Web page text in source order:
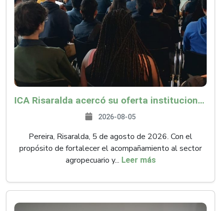
ICA Risaralda acercó su oferta institucional a productores y emprendedores en Expocamello
2026-08-05
Pereira, Risaralda, 5 de agosto de 2026. Con el
propósito de fortalecer el acompañamiento al sector
agropecuario y... Leer más